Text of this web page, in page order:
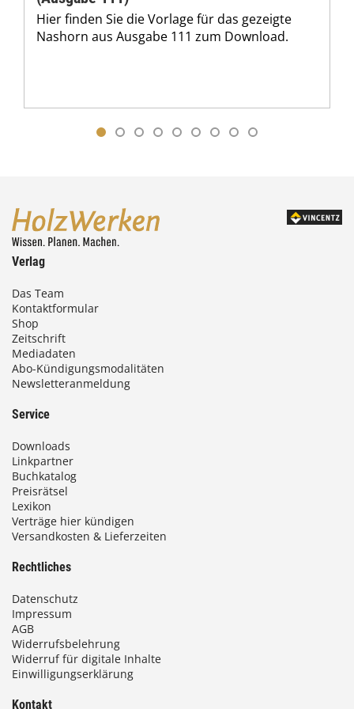
Hier finden Sie die Vorlage für das gezeigte
Nashorn aus Ausgabe 111 zum Download.
Verlag
Das Team
Kontaktformular
Shop
Zeitschrift
Mediadaten
Abo-Kündigungsmodalitäten
Newsletteranmeldung
Service
Downloads
Linkpartner
Buchkatalog
Preisrätsel
Lexikon
Verträge hier kündigen
Versandkosten & Lieferzeiten
Rechtliches
Datenschutz
Impressum
AGB
Widerrufsbelehrung
Widerruf für digitale Inhalte
Einwilligungserklärung
Kontakt